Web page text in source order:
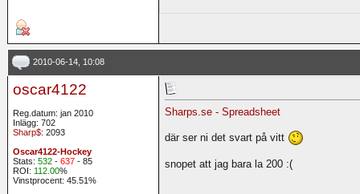
2010-06-14, 10:08
oscar4122
Reg.datum: jan 2010
Inlägg: 702
Sharp$: 2093
Oscar4122-Hockey
Stats: 532 - 637 - 85
ROI: 112.00%
Vinstprocent: 45.51%
Sharps.se - Spreadsheet
där ser ni det svart på vitt
snopet att jag bara la 200 :(